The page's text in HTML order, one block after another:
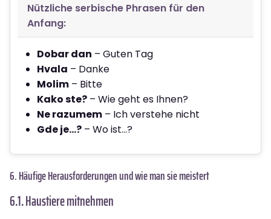
Nützliche serbische Phrasen für den
Anfang:
Dobar dan – Guten Tag
Hvala – Danke
Molim – Bitte
Kako ste? – Wie geht es Ihnen?
Ne razumem – Ich verstehe nicht
Gde je…? – Wo ist…?
6. Häufige Herausforderungen und wie man sie meistert
6.1. Haustiere mitnehmen